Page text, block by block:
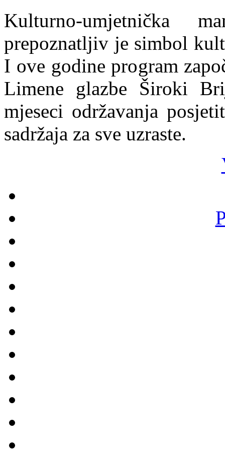
Kulturno-umjetnička
prepoznatljiv je simbol
I ove godine program
Limene glazbe Široki
mjeseci održavanja
sadržaja za sve uzraste.